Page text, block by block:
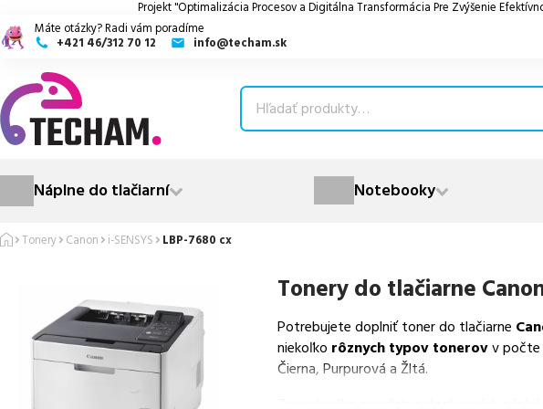
Projekt "Optimalizácia Procesov a Digitálna Transformácia Pre Zvýšenie
Máte otázky? Radi vám poradíme
+421 46/312 70 12
info@techam.sk
Náplne do tlačiarní Notebooky
Tonery Canon i-SENSYS LBP-7680 cx
Tonery do tlačiarne
Potrebujete doplniť toner do tlačiarne
niekoľko rôznych typov tonerovv počte
Čierna, Purpurová a Žltá.